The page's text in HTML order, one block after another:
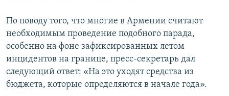
СПОРТ
МИР
БЛОГИ
ГОЛОСА
ЧИТАЕМ ПРЕССУ
АРХИВ РАДИОПРОГРАММЫ
Все сайты РСЕ/РС
По поводу того, что многие в Армении считают
необходимым проведение подобного парада,
особенно на фоне зафиксированных летом
инцидентов на границе, пресс-секретарь дал
следующий ответ: «На это уходят средства из
бюджета, которые определяются в начале года».